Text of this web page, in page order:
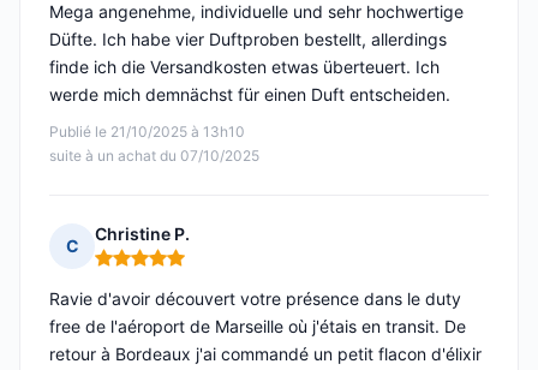
Publié le 21/10/2025 à 13h10
suite à un achat du 07/10/2025
Mega angenehme, individuelle und sehr hochwertige
Düfte. Ich habe vier Duftproben bestellt, allerdings
finde ich die Versandkosten etwas überteuert. Ich
werde mich demnächst für einen Duft entscheiden.
C
Christine P.
Note : 5 sur 5
Ravie d'avoir découvert votre présence dans le duty
free de l'aéroport de Marseille où j'étais en transit. De
retour à Bordeaux j'ai commandé un petit flacon d'élixir